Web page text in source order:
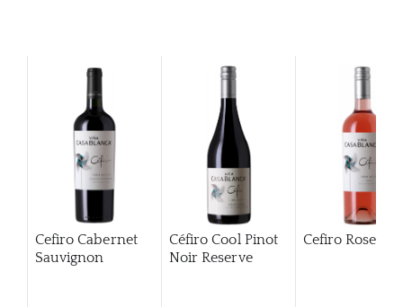
Cefiro Cabernet
Sauvignon
Céfiro Cool Pinot
Noir Reserve
Cefiro Rose